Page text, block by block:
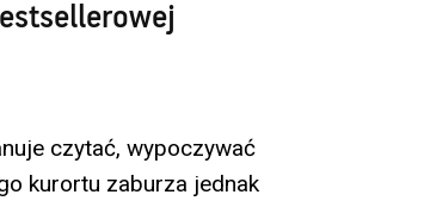
czytać, wypoczywać
kurortu zaburza jednak